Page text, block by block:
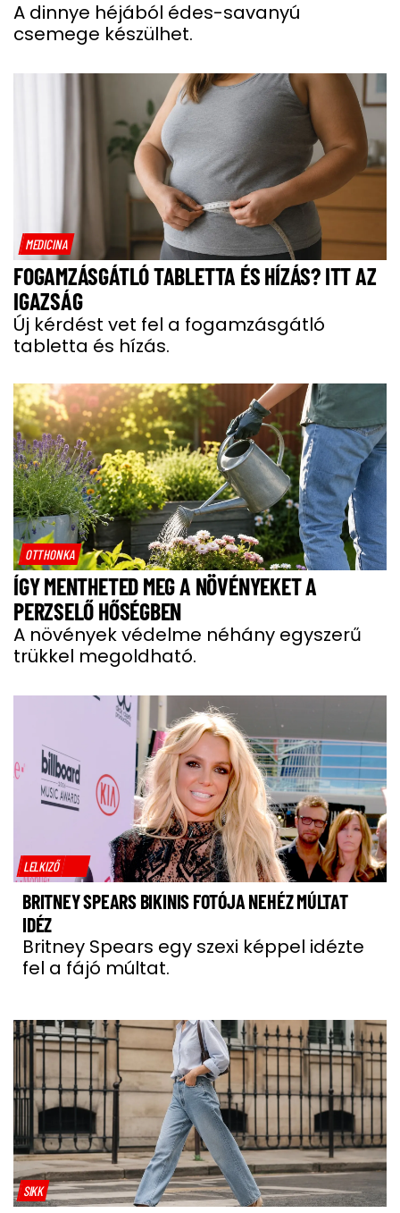
A dinnye héjából édes-savanyú
csemege készülhet.
MEDICINA
FOGAMZÁSGÁTLÓ TABLETTA ÉS HÍZÁS? ITT AZ
IGAZSÁG
Új kérdést vet fel a fogamzásgátló
tabletta és hízás.
OTTHONKA
ÍGY MENTHETED MEG A NÖVÉNYEKET A
PERZSELŐ HŐSÉGBEN
A növények védelme néhány egyszerű
trükkel megoldható.
LELKIZŐ
BRITNEY SPEARS BIKINIS FOTÓJA NEHÉZ MÚLTAT
IDÉZ
Britney Spears egy szexi képpel idézte
fel a fájó múltat.
SIKK